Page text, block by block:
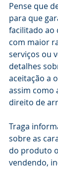
Pense que
para que
facilitado ao
com maior
serviços ou
detalhes
aceitação a
assim como
direito de
Traga
sobre as
do produto
vendendo,